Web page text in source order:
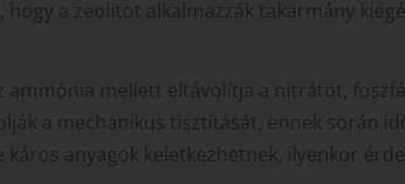
a zeolitot alkalmazzák takarmány
ammónia mellett eltávolítja a nitrátot,
a mechanikus tisztítását, ennek során
anyagok keletkezhetnek, ilyenkor